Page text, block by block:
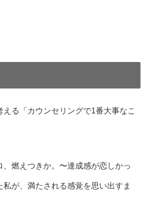
える「カウンセリングで1番大事なこ
、燃えつきか。〜達成感が恋しかっ
私が、満たされる感覚を思い出すま